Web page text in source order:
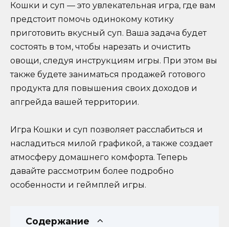
Кошки и суп — это увлекательная игра, где вам
предстоит помочь одинокому котику
приготовить вкусный суп. Ваша задача будет
состоять в том, чтобы нарезать и очистить
овощи, следуя инструкциям игры. При этом вы
также будете заниматься продажей готового
продукта для повышения своих доходов и
апгрейда вашей территории.
Игра Кошки и суп позволяет расслабиться и
насладиться милой графикой, а также создает
атмосферу домашнего комфорта. Теперь
давайте рассмотрим более подробно
особенности и геймплей игры.
Содержание